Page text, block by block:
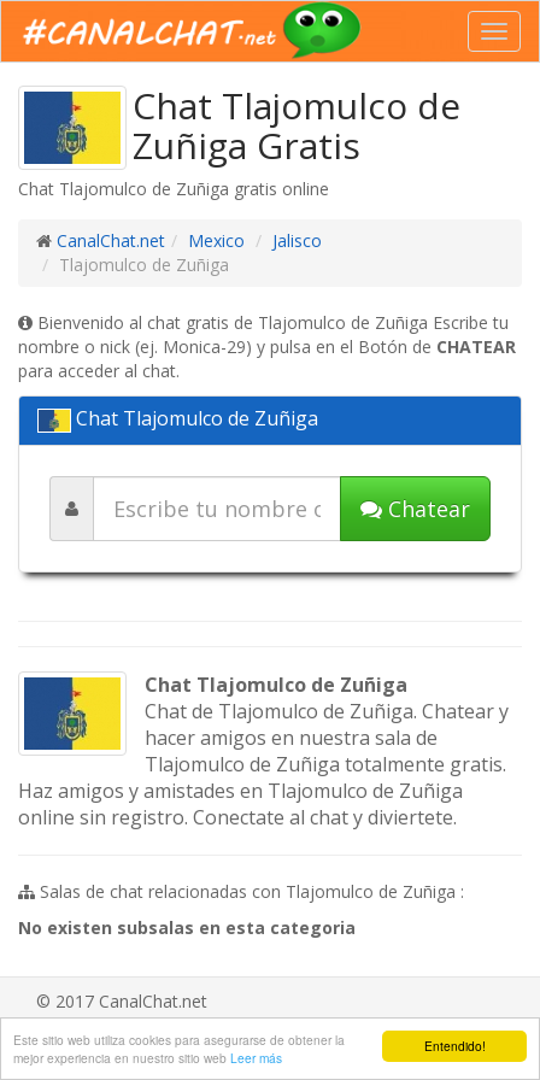
Entendido!
Este sitio web utiliza cookies para asegurarse de obtener la
mejor experiencia en nuestro sitio web Leer más
Chat Tlajomulco de
Zuñiga Gratis
Chat Tlajomulco de Zuñiga gratis online
CanalChat.net Mexico
Jalisco
Tlajomulco de Zuñiga
Bienvenido al chat gratis de Tlajomulco de Zuñiga Escribe tu
nombre o nick (ej. Monica-29) y pulsa en el Botón de CHATEAR
para acceder al chat.
Chat Tlajomulco de Zuñiga
Chatear
Chat Tlajomulco de Zuñiga
Chat de Tlajomulco de Zuñiga. Chatear y
hacer amigos en nuestra sala de
Tlajomulco de Zuñiga totalmente gratis.
Haz amigos y amistades en Tlajomulco de Zuñiga
online sin registro. Conectate al chat y diviertete.
Salas de chat relacionadas con Tlajomulco de Zuñiga :
No existen subsalas en esta categoria
© 2017 CanalChat.net
Aviso legal/ Ayuda/ Contacta/ Hazte fan